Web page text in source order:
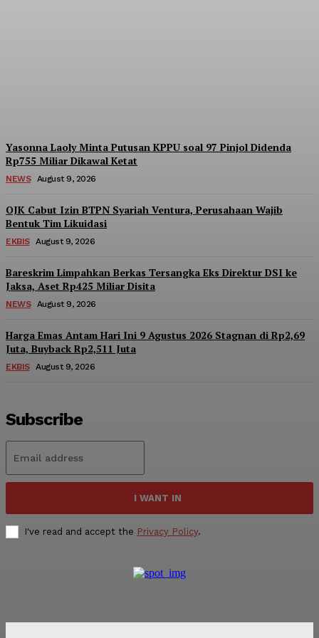
Yasonna Laoly Minta Putusan KPPU soal 97 Pinjol Didenda
Rp755 Miliar Dikawal Ketat
NEWS August 9, 2026
OJK Cabut Izin BTPN Syariah Ventura, Perusahaan Wajib
Bentuk Tim Likuidasi
EKBIS August 9, 2026
Bareskrim Limpahkan Berkas Tersangka Eks Direktur DSI ke
Jaksa, Aset Rp425 Miliar Disita
NEWS August 9, 2026
Harga Emas Antam Hari Ini 9 Agustus 2026 Stagnan di Rp2,69
Juta, Buyback Rp2,511 Juta
EKBIS August 9, 2026
Subscribe
I WANT IN
I've read and accept the Privacy Policy.